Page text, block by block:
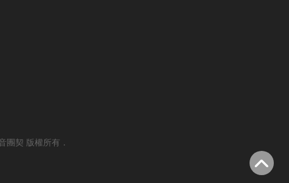
團契 版權所有．